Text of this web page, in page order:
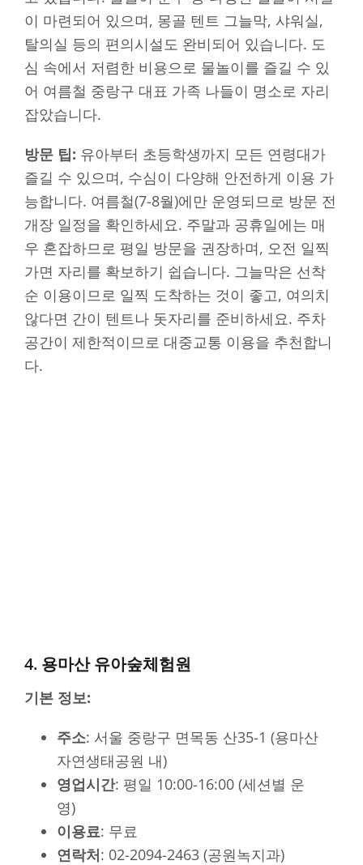
이 마련되어 있으며, 몽골 텐트 그늘막, 샤워실,
탈의실 등의 편의시설도 완비되어 있습니다. 도
심 속에서 저렴한 비용으로 물놀이를 즐길 수 있
어 여름철 중랑구 대표 가족 나들이 명소로 자리
잡았습니다.
방문 팁: 유아부터 초등학생까지 모든 연령대가
즐길 수 있으며, 수심이 다양해 안전하게 이용 가
능합니다. 여름철(7-8월)에만 운영되므로 방문 전
개장 일정을 확인하세요. 주말과 공휴일에는 매
우 혼잡하므로 평일 방문을 권장하며, 오전 일찍
가면 자리를 확보하기 쉽습니다. 그늘막은 선착
순 이용이므로 일찍 도착하는 것이 좋고, 여의치
않다면 간이 텐트나 돗자리를 준비하세요. 주차
공간이 제한적이므로 대중교통 이용을 추천합니
다.
4. 용마산 유아숲체험원
기본 정보:
주소: 서울 중랑구 면목동 산35-1 (용마산
자연생태공원 내)
영업시간: 평일 10:00-16:00 (세션별 운
영)
이용료: 무료
연락처: 02-2094-2463 (공원녹지과)